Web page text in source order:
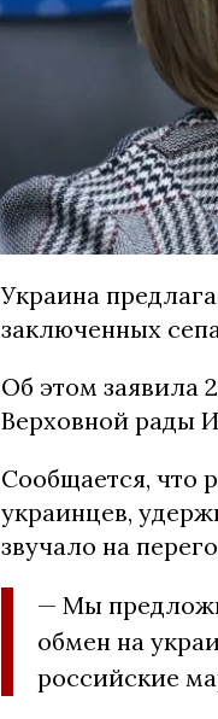
Украина
заключенных
Об этом заявила
Верховной рады
Сообщается, что
украинцев,
звучало на
— Мы
обмен на
российские